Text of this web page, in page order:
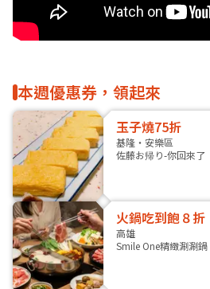
本週優惠券，領起來
玉子燒75折
基隆・安樂區
佐藤お帰り-你回來了
火鍋吃到飽８折
高雄
Smile One精緻涮涮鍋